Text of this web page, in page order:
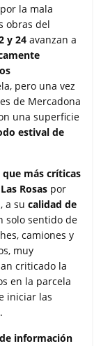
por la mala
obras del
y 24 avanzan a
pero una vez
de Mercadona
una superficie
estival de
más críticas
Las Rosas por
a sucalidad de
solo sentido de
camiones y
muy
criticado la
en la parcela
iniciar las
información